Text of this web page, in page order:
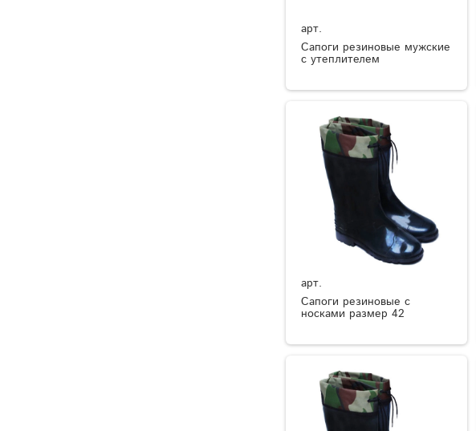
арт.
Сапоги резиновые мужские
с утеплителем
арт.
Сапоги резиновые с
носками размер 42